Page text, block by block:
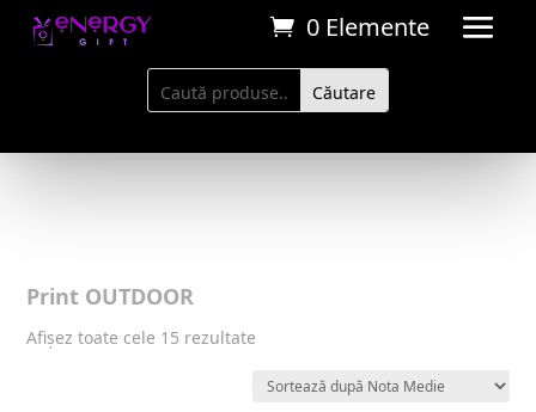
0 Elemente
Print OUTDOOR
Afișez toate cele 15 rezultate